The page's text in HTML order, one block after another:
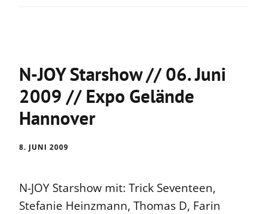
N-JOY Starshow // 06. Juni
2009 // Expo Gelände
Hannover
8. JUNI 2009
N-JOY Starshow mit: Trick Seventeen,
Stefanie Heinzmann, Thomas D, Farin